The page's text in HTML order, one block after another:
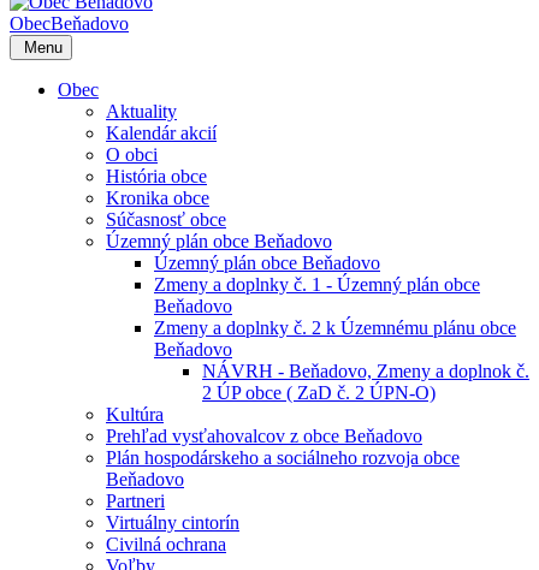
ObecBeňadovo
Menu
Obec
Aktuality
Kalendár akcií
O obci
História obce
Kronika obce
Súčasnosť obce
Územný plán obce Beňadovo
Územný plán obce Beňadovo
Zmeny a doplnky č. 1 - Územný plán obce
Beňadovo
Zmeny a doplnky č. 2 k Územnému plánu obce
Beňadovo
NÁVRH - Beňadovo, Zmeny a doplnok č.
2 ÚP obce ( ZaD č. 2 ÚPN-O)
Kultúra
Prehľad vysťahovalcov z obce Beňadovo
Plán hospodárskeho a sociálneho rozvoja obce
Beňadovo
Partneri
Virtuálny cintorín
Civilná ochrana
Voľby